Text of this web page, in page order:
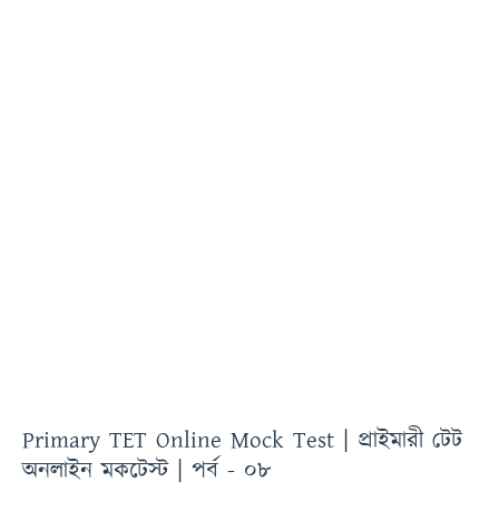
Primary TET Online Mock Test | প্রাইমারী টেট
অনলাইন মকটেস্ট | পর্ব - ০৮